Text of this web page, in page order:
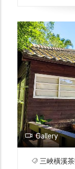
螺春綠茶
長！ 正因
生也是各項
下無數特
農委會所舉
雄先生更
也分享，三
合製作綠
種。此外，
理茶園，不
可以看見生
有害蟲的
Gallery
三峽橫溪